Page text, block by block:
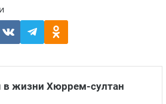
в жизни Хюррем-султан